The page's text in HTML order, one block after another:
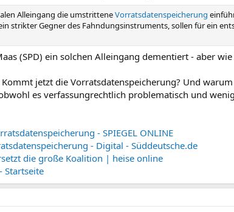
Alleingang die umstritteneVorratsdatenspeicherung
strikter Gegner des Fahndungsinstruments, sollen für ein
(SPD) ein solchen Alleingang dementiert - aber
jetzt die Vorratsdatenspeicherung? Und
es verfassungrechtlich problematisch und
- SPIEGEL ONLINE
- Digital - Süddeutsche.de
die große Koalition | heise online
Startseite